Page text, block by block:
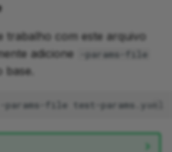
trabalho com este arquivo
adicione
-params-file
base.
-params-file